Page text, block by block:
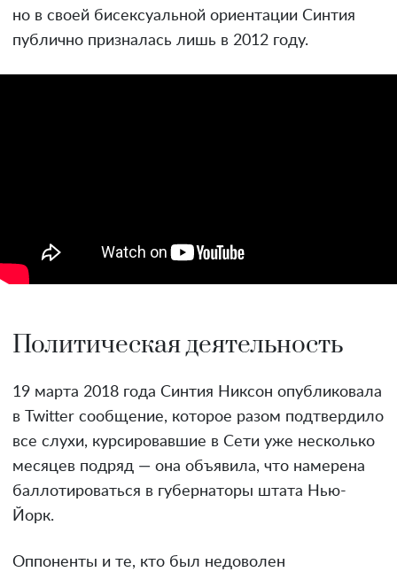
но в своей бисексуальной ориентации Синтия
публично призналась лишь в 2012 году.
Политическая деятельность
19 марта 2018 года Синтия Никсон опубликовала
в Twitter сообщение, которое разом подтвердило
все слухи, курсировавшие в Сети уже несколько
месяцев подряд — она объявила, что намерена
баллотироваться в губернаторы штата Нью-
Йорк.
Оппоненты и те, кто был недоволен